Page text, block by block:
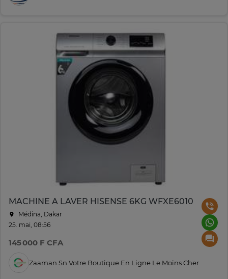
MACHINE A LAVER HISENSE 6KG WFXE6010
Médina, Dakar
25. mai, 08:56
145 000 F CFA
Zaaman.sn Votre Boutique En Ligne Le Moins Cher